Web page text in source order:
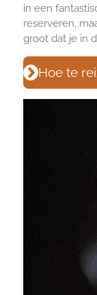
in een
reserveren,
groot dat je in
Hoe te